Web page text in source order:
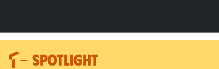
SPOTLIGHT